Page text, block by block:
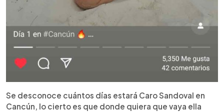
Se desconoce cuántos días estará Caro Sandoval en
Cancún, lo cierto es que donde quiera que vaya ella